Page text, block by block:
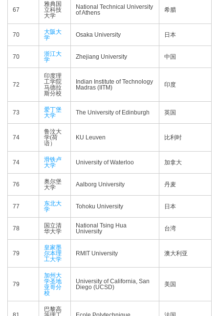
67
雅典国
立科技
大学
National Technical University
of Athens
希腊
70
大阪大
学
Osaka University 日本
70
浙江大
学
Zhejiang University 中国
72
印度理
工学院
马德拉
斯分校
Indian Institute of Technology
Madras (IITM)
印度
73
爱丁堡
大学
The University of Edinburgh 英国
74
鲁汶大
学(荷
语）
KU Leuven 比利时
74
滑铁卢
大学
University of Waterloo 加拿大
76
奥尔堡
大学
Aalborg University 丹麦
77
东北大
学
Tohoku University 日本
78
国立清
华大学
National Tsing Hua
University
台湾
79
皇家墨
尔本理
工大学
RMIT University 澳大利亚
79
加州大
学圣地
亚哥分
校
University of California, San
Diego (UCSD)
美国
巴黎高